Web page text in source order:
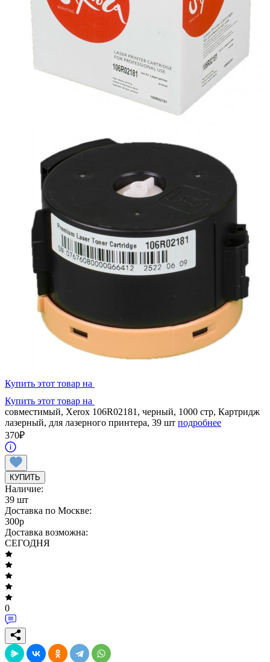
Купить этот товар на
Купить этот товар на
совместимый, Xerox 106R02181, черный, 1000 стр, Картридж
лазерный, для лазерного принтера, 39 шт подробнее
370₽
КУПИТЬ
Наличие:
39 шт
Доставка по Москве:
300p
Доставка возможна:
СЕГОДНЯ
0